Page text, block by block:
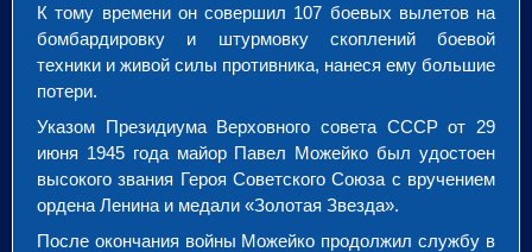
К тому времени он совершил 107 боевых вылетов на
бомбардировку и штурмовку скоплений боевой
техники и живой силы противника, нанеся ему большие
потери.
Указом Президиума Верховного совета СССР от 29
июня 1945 года майор Павел Можейко был удостоен
высокого звания Героя Советского Союза с вручением
ордена Ленина и медали «Золотая Звезда».
После окончания войны Можейко продолжил службу в